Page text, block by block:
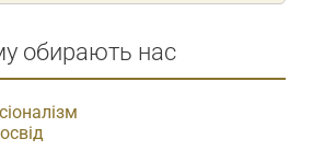
обирають нас